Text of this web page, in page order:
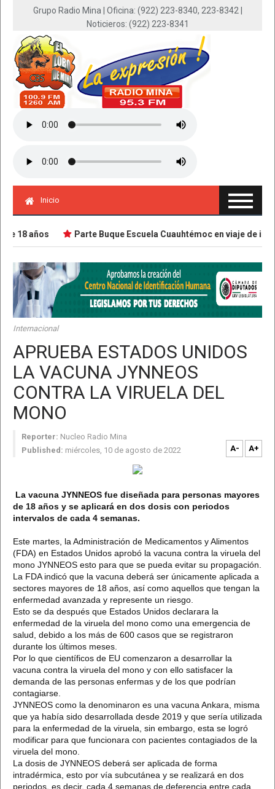
Grupo Radio Mina | Oficina: (922) 223-8340, 223-8342 |
Noticieros: (922) 223-8341
Inicio
18 años Parte Buque Escuela Cuauhtémoc en viaje de
Internacional
APRUEBA ESTADOS UNIDOS
LA VACUNA JYNNEOS
CONTRA LA VIRUELA DEL
MONO
Reporter: Nucleo Radio Mina
Published: miércoles, 10 de agosto de 2022 A- A+
La vacuna JYNNEOS fue diseñada para personas mayores
de 18 años y se aplicará en dos dosis con periodos
intervalos de cada 4 semanas.
Este martes, la Administración de Medicamentos y Alimentos
(FDA) en Estados Unidos aprobó la vacuna contra la viruela del
mono JYNNEOS esto para que se pueda evitar su propagación.
La FDA indicó que la vacuna deberá ser únicamente aplicada a
sectores mayores de 18 años, así como aquellos que tengan la
enfermedad avanzada y represente un riesgo.
Esto se da después que Estados Unidos declarara la
enfermedad de la viruela del mono como una emergencia de
salud, debido a los más de 600 casos que se registraron
durante los últimos meses.
Por lo que científicos de EU comenzaron a desarrollar la
vacuna contra la viruela del mono y con ello satisfacer la
demanda de las personas enfermas y de los que podrían
contagiarse.
JYNNEOS como la denominaron es una vacuna Ankara, misma
que ya había sido desarrollada desde 2019 y que sería utilizada
para la enfermedad de la viruela, sin embargo, esta se logró
modificar para que funcionara con pacientes contagiados de la
viruela del mono.
La dosis de JYNNEOS deberá ser aplicada de forma
intradérmica, esto por vía subcutánea y se realizará en dos
periodos, es decir, cada 4 semanas de deferencia entre cada